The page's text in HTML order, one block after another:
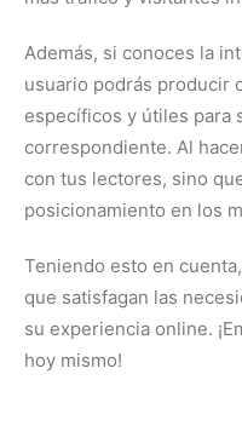
Además, si conoces la
usuario podrás producir
específicos y útiles para
correspondiente. Al
con tus lectores, sino
posicionamiento en los
Teniendo esto en
que satisfagan las
su experiencia online.
hoy mismo!